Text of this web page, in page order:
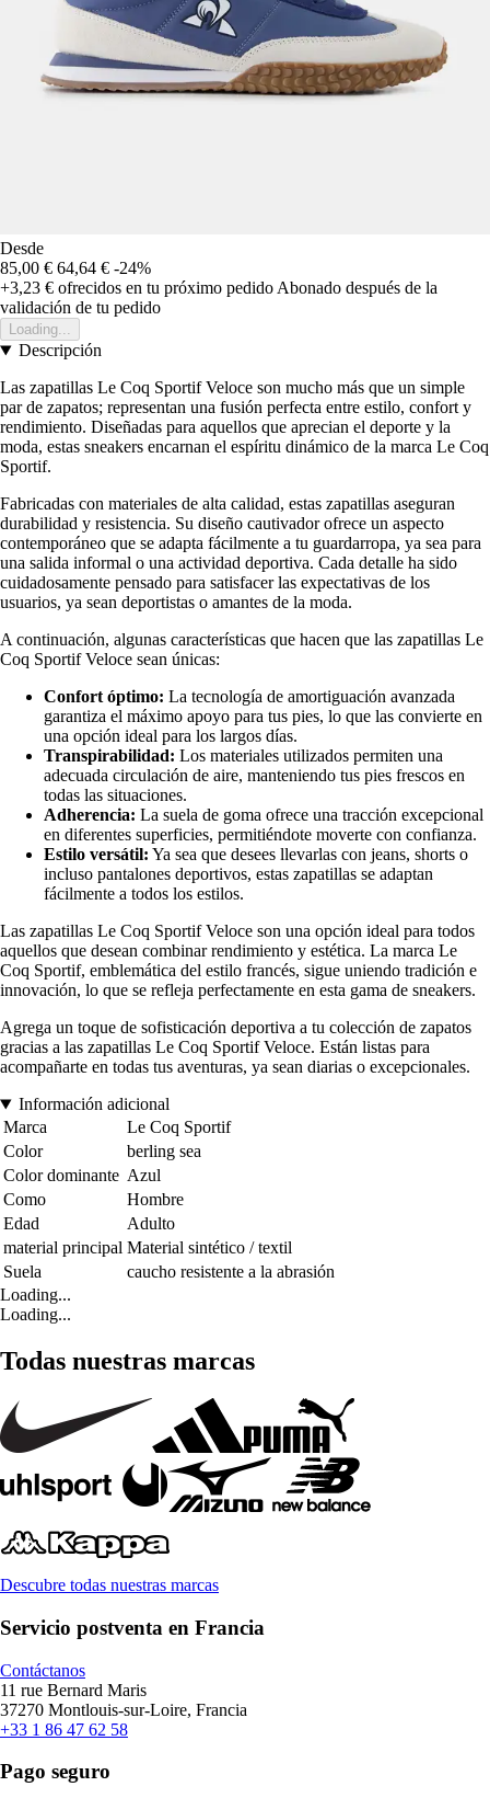
Desde
85,00 € 64,64 € -24%
+3,23 € ofrecidos en tu próximo pedido Abonado después de la
validación de tu pedido
Loading...
Descripción
Las zapatillas Le Coq Sportif Veloce son mucho más que un simple
par de zapatos; representan una fusión perfecta entre estilo, confort y
rendimiento. Diseñadas para aquellos que aprecian el deporte y la
moda, estas sneakers encarnan el espíritu dinámico de la marca Le Coq
Sportif.
Fabricadas con materiales de alta calidad, estas zapatillas aseguran
durabilidad y resistencia. Su diseño cautivador ofrece un aspecto
contemporáneo que se adapta fácilmente a tu guardarropa, ya sea para
una salida informal o una actividad deportiva. Cada detalle ha sido
cuidadosamente pensado para satisfacer las expectativas de los
usuarios, ya sean deportistas o amantes de la moda.
A continuación, algunas características que hacen que las zapatillas Le
Coq Sportif Veloce sean únicas:
Confort óptimo: La tecnología de amortiguación avanzada
garantiza el máximo apoyo para tus pies, lo que las convierte en
una opción ideal para los largos días.
Transpirabilidad: Los materiales utilizados permiten una
adecuada circulación de aire, manteniendo tus pies frescos en
todas las situaciones.
Adherencia: La suela de goma ofrece una tracción excepcional
en diferentes superficies, permitiéndote moverte con confianza.
Estilo versátil: Ya sea que desees llevarlas con jeans, shorts o
incluso pantalones deportivos, estas zapatillas se adaptan
fácilmente a todos los estilos.
Las zapatillas Le Coq Sportif Veloce son una opción ideal para todos
aquellos que desean combinar rendimiento y estética. La marca Le
Coq Sportif, emblemática del estilo francés, sigue uniendo tradición e
innovación, lo que se refleja perfectamente en esta gama de sneakers.
Agrega un toque de sofisticación deportiva a tu colección de zapatos
gracias a las zapatillas Le Coq Sportif Veloce. Están listas para
acompañarte en todas tus aventuras, ya sean diarias o excepcionales.
Información adicional
Marca
Le Coq Sportif
Color
berling sea
Color dominante Azul
Como
Hombre
Edad
Adulto
material principal Material sintético / textil
Suela
caucho resistente a la abrasión
Loading...
Loading...
Todas nuestras marcas
Descubre todas nuestras marcas
Servicio postventa en Francia
Contáctanos
11 rue Bernard Maris
37270 Montlouis-sur-Loire, Francia
+33 1 86 47 62 58
Pago seguro